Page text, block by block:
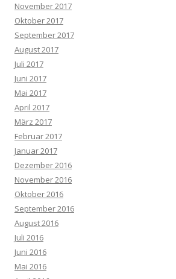
November 2017
Oktober 2017
September 2017
August 2017
Juli 2017
Juni 2017
Mai 2017
April 2017
März 2017
Februar 2017
Januar 2017
Dezember 2016
November 2016
Oktober 2016
September 2016
August 2016
Juli 2016
Juni 2016
Mai 2016